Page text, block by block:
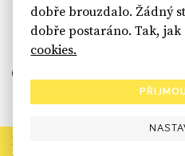
Rekonstrukce státu končí. Její
dobře brouzdalo. Žádný
dobře postaráno. Tak,
cookies.